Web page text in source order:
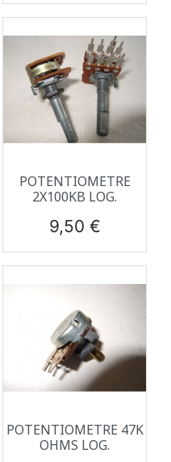
POTENTIOMETRE
2X100KB LOG.
Prix
9,50 €
POTENTIOMETRE 47K
OHMS LOG.